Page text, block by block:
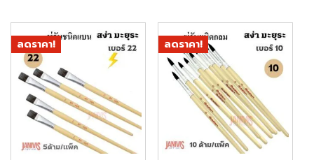
฿180.00.฿165.00.
฿420.00.฿
ลดราคา! ลดราคา!